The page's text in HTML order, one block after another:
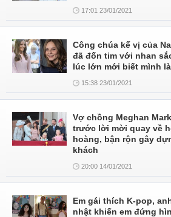
17:01 23/01/2021
Công chúa kế vị của
đã đốn tim với nhan
lúc lớn mới biết mình
15:38 23/01/2021
Vợ chồng Meghan
trước lời mời quay về
hoàng, bận rộn gây
khách
20:00 14/01/2021
Em gái thích K-pop,
nhật khiến em đứng